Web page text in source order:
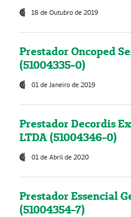
18 de Outubro de 2019
Prestador Oncoped
(51004335-0)
01 de Janeiro de 2019
Prestador Decordis
LTDA (51004346-0)
01 de Abril de 2020
Prestador Essencial
(51004354-7)